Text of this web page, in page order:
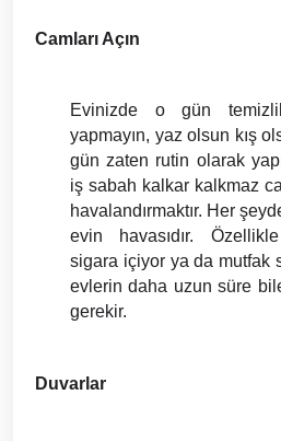
Camları Açın
Evinizde o gün
yapmayın, yaz olsun kış
gün zaten rutin olarak
iş sabah kalkar kalkmaz
havalandırmaktır. Her
evin havasıdır.
sigara içiyor ya da mutfak
evlerin daha uzun süre bile
gerekir.
Duvarlar